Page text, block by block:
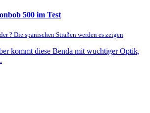
500 im Test
? Die spanischen Straßen werden es zeigen
kommt diese Benda mit wuchtiger Optik,